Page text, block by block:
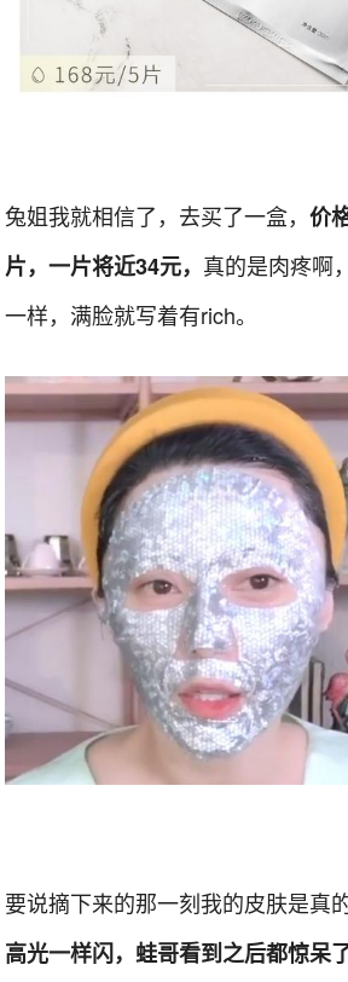
兔姐我就相信了，去买了一盒，价
片，一片将近34元， 真的是肉疼啊
一样，满脸就写着有rich。
要说摘下来的那一刻我的皮肤是真
高光一样闪，蛙哥看到之后都惊呆